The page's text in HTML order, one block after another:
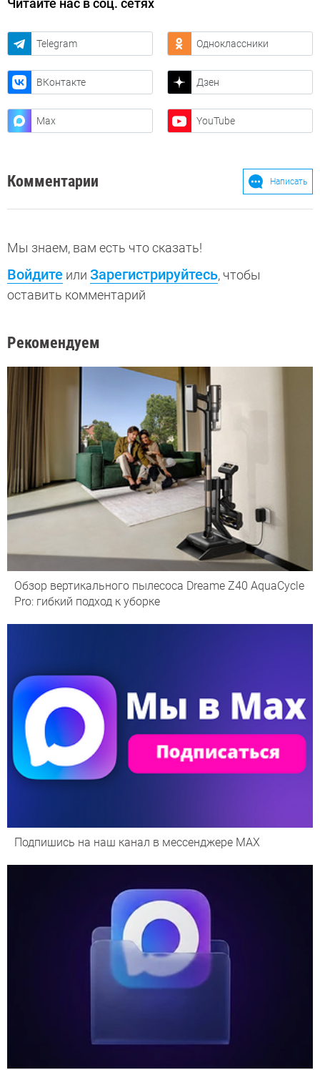
Читайте нас в соц. сетях
Telegram Одноклассники
ВКонтакте Дзен
Max YouTube
Комментарии Написать
Мы знаем, вам есть что сказать!
Войдите или Зарегистрируйтесь, чтобы
оставить комментарий
Рекомендуем
Обзор вертикального пылесоса Dreame Z40 AquaCycle
Pro: гибкий подход к уборке
Подпишись на наш канал в мессенджере МАХ